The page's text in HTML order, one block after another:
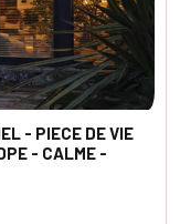
- PIECE DE VIE
- CALME -